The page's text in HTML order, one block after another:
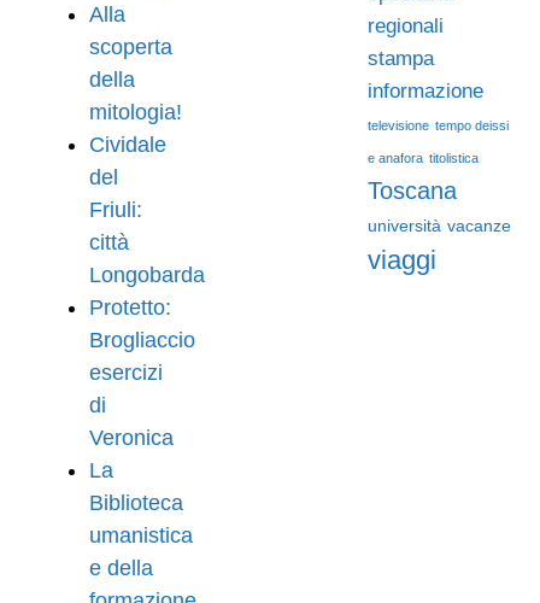
Alla
scoperta
della
mitologia!
Cividale
del
Friuli:
città
Longobarda
Protetto:
Brogliaccio
esercizi
di
Veronica
La
Biblioteca
umanistica
e della
regionali
stampa
informazione
televisione tempo deissi
e anafora titolistica
Toscana
università vacanze
viaggi